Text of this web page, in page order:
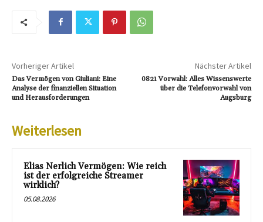
Vorheriger Artikel
Das Vermögen von Giuliani: Eine
Analyse der finanziellen Situation
und Herausforderungen
Nächster Artikel
0821 Vorwahl: Alles Wissenswerte
über die Telefonvorwahl von
Augsburg
Weiterlesen
Elias Nerlich Vermögen: Wie reich
ist der erfolgreiche Streamer
wirklich?
05.08.2026